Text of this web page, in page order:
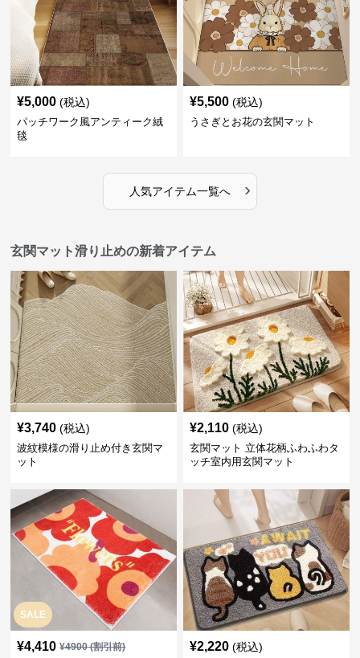
¥5,000 (税込)
パッチワーク風アンティーク絨
毯
¥5,500 (税込)
うさぎとお花の玄関マット
人気アイテム一覧へ ›
玄関マット滑り止めの新着アイテム
¥3,740 (税込)
波紋模様の滑り止め付き玄関マ
ット
¥2,110 (税込)
玄関マット 立体花柄ふわふわタ
ッチ室内用玄関マット
SALE
¥4,410 ¥4900(割引前) ¥2,220 (税込)